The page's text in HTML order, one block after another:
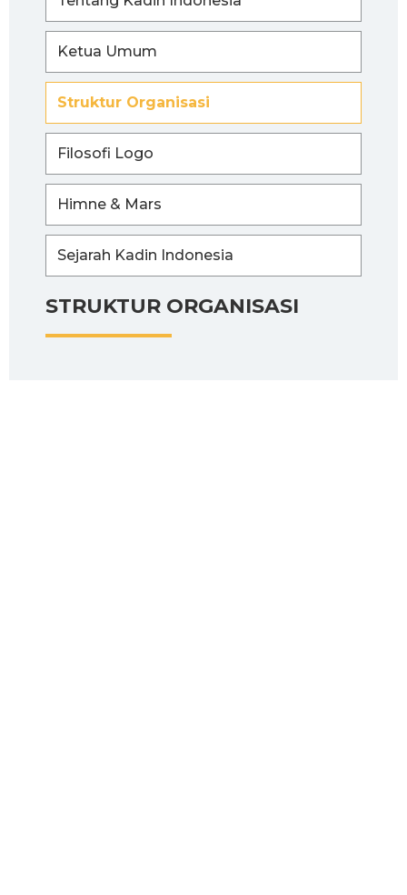
STRUKTUR ORGANISASI
Ketua Umum
Struktur Organisasi
Filosofi Logo
Himne & Mars
Sejarah Kadin Indonesia